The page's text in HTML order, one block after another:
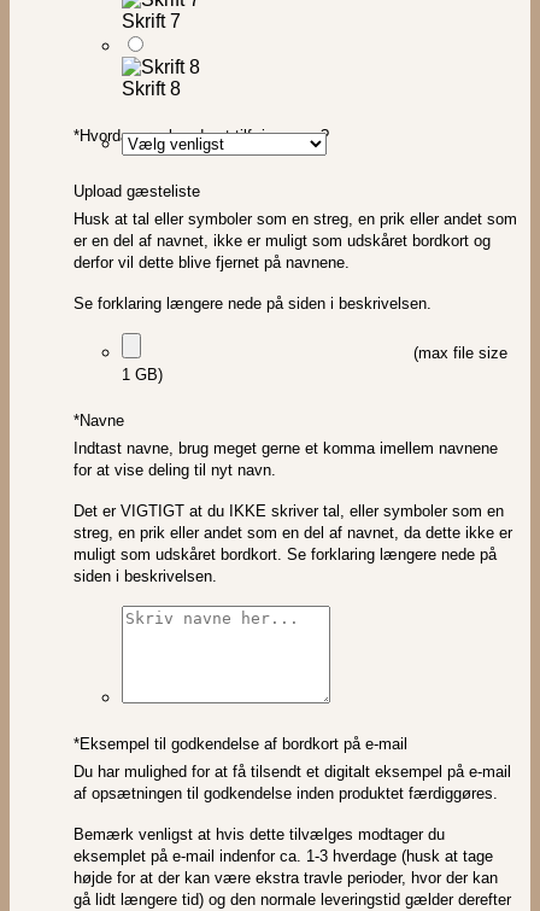
Skrift 7
Skrift 8
*Hvordan ønsker du at tilføje navne?
Upload gæsteliste
Husk at tal eller symboler som en streg, en prik eller andet som
er en del af navnet, ikke er muligt som udskåret bordkort og
derfor vil dette blive fjernet på navnene.
Se forklaring længere nede på siden i beskrivelsen.
(max file size
1 GB)
*Navne
Indtast navne, brug meget gerne et komma imellem navnene
for at vise deling til nyt navn.
Det er VIGTIGT at du IKKE skriver tal, eller symboler som en
streg, en prik eller andet som en del af navnet, da dette ikke er
muligt som udskåret bordkort. Se forklaring længere nede på
siden i beskrivelsen.
*Eksempel til godkendelse af bordkort på e-mail
Du har mulighed for at få tilsendt et digitalt eksempel på e-mail
af opsætningen til godkendelse inden produktet færdiggøres.
Bemærk venligst at hvis dette tilvælges modtager du
eksemplet på e-mail indenfor ca. 1-3 hverdage (husk at tage
højde for at der kan være ekstra travle perioder, hvor der kan
gå lidt længere tid) og den normale leveringstid gælder derefter